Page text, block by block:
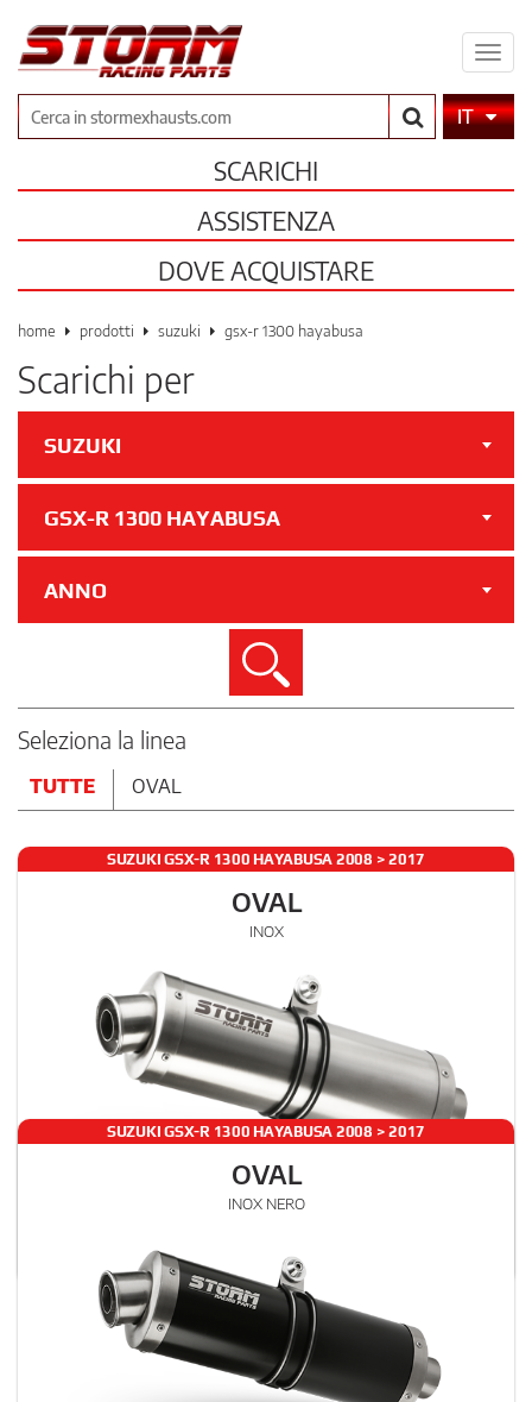
il
CercaIT
SCARICHI
ASSISTENZA
DOVE ACQUISTARE
home prodotti suzuki gsx-r 1300 hayabusa
Scarichi per
SUZUKI
GSX-R 1300 HAYABUSA
ANNO
Cerca
Seleziona la linea
TUTTE OVAL
SUZUKI GSX-R 1300 HAYABUSA 2008 > 2017
OVAL
INOX
SUZUKI GSX-R 1300 HAYABUSA 2008 > 2017
OVAL
INOX NERO